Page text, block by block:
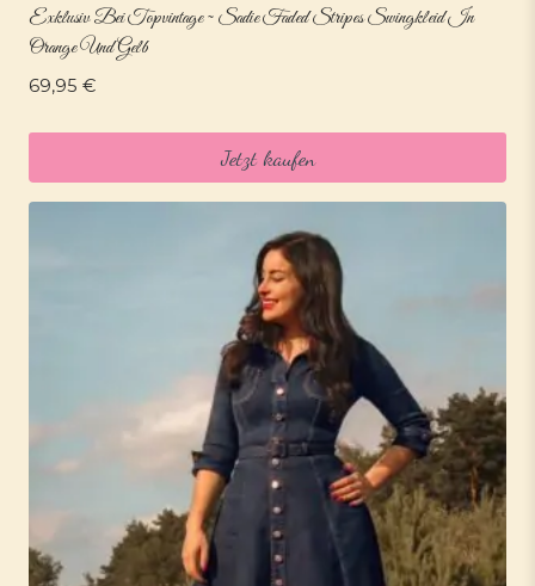
Exklusiv Bei Topvintage ~ Sadie Faded Stripes Swingkleid In
Orange Und Gelb
69,95 €
Jetzt kaufen